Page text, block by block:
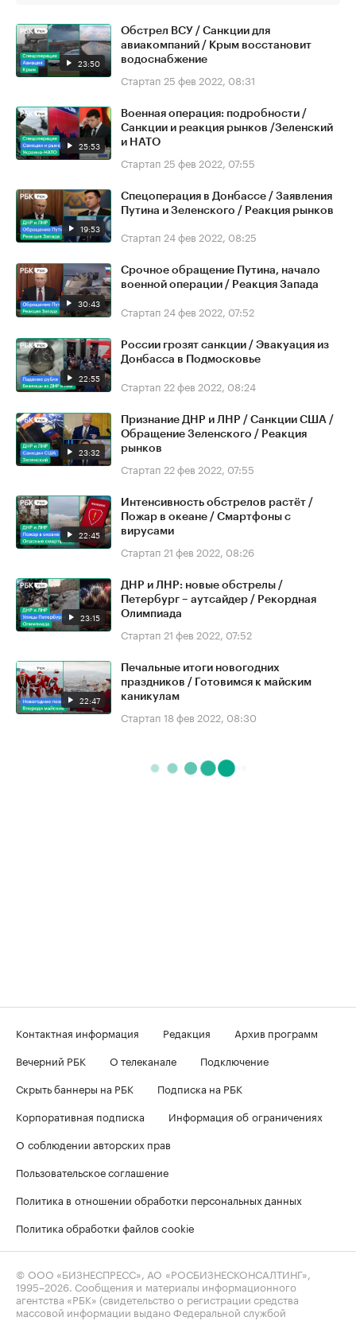
23:50
Обстрел ВСУ / Санкции для
авиакомпаний / Крым восстановит
водоснабжение
Стартап 25 фев 2022, 08:31
25:53
Военная операция: подробности /
Санкции и реакция рынков /Зеленский
и НАТО
Стартап 25 фев 2022, 07:55
19:53
Спецоперация в Донбассе / Заявления
Путина и Зеленского / Реакция рынков
Стартап 24 фев 2022, 08:25
30:43
Срочное обращение Путина, начало
военной операции / Реакция Запада
Стартап 24 фев 2022, 07:52
22:55
России грозят санкции / Эвакуация из
Донбасса в Подмосковье
Стартап 22 фев 2022, 08:24
23:32
Признание ДНР и ЛНР / Санкции США /
Обращение Зеленского / Реакция
рынков
Стартап 22 фев 2022, 07:55
22:45
Интенсивность обстрелов растёт /
Пожар в океане / Смартфоны с
вирусами
Стартап 21 фев 2022, 08:26
23:15
ДНР и ЛНР: новые обстрелы /
Петербург – аутсайдер / Рекордная
Олимпиада
Стартап 21 фев 2022, 07:52
22:47
Печальные итоги новогодних
праздников / Готовимся к майским
каникулам
Стартап 18 фев 2022, 08:30
Контактная информация Редакция
Архив программ
Вечерний РБК
О телеканале
Подключение
Скрыть баннеры на РБК
Подписка на РБК
Корпоративная подписка
Информация об ограничениях
О соблюдении авторских прав
Пользовательское соглашение
Политика в отношении обработки персональных данных
Политика обработки файлов cookie
© ООО «БИЗНЕСПРЕСС», АО «РОСБИЗНЕСКОНСАЛТИНГ»,
1995–2026 . Сообщения и материалы информационного
агентства «РБК» (свидетельство о регистрации средства
массовой информации выдано Федеральной службой